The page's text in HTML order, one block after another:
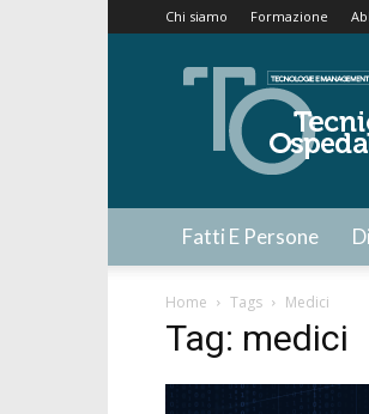
Chi siamo Formazione
Tecnica
Ospedaliera
Fatti E Persone
Home Tags Medici
Tag: medici